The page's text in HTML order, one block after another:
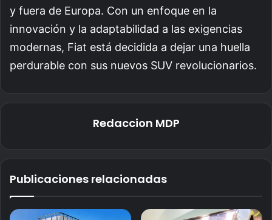
y fuera de Europa. Con un enfoque en la
innovación y la adaptabilidad a las exigencias
modernas, Fiat está decidida a dejar una huella
perdurable con sus nuevos SUV revolucionarios.
Redaccion MDP
Publicaciones relacionadas